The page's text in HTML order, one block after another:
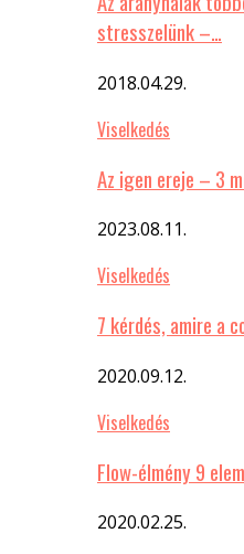
stresszelünk –…
2018.04.29.
Viselkedés
Az igen ereje – 3
2023.08.11.
Viselkedés
7 kérdés, amire a
2020.09.12.
Viselkedés
Flow-élmény 9
2020.02.25.